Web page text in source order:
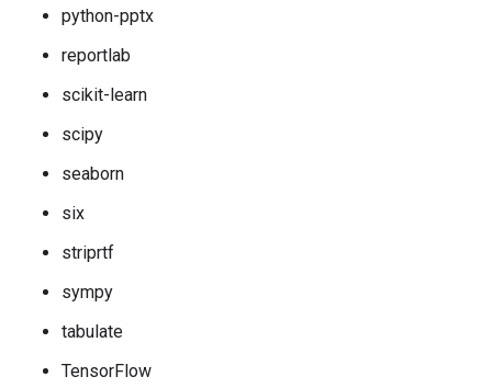
python-pptx
reportlab
scikit-learn
scipy
seaborn
six
striprtf
sympy
tabulate
TensorFlow